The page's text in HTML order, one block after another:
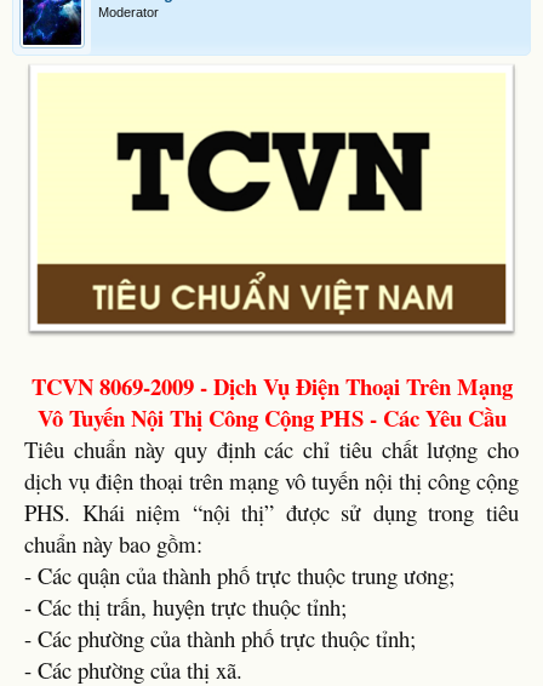
Moderator
TCVN 8069-2009 - Dịch Vụ Điện Thoại Trên Mạng
Vô Tuyến Nội Thị Công Cộng PHS - Các Yêu Cầu
Tiêu chuẩn này quy định các chỉ tiêu chất lượng cho
dịch vụ điện thoại trên mạng vô tuyến nội thị công cộng
PHS. Khái niệm “nội thị” được sử dụng trong tiêu
chuẩn này bao gồm:
- Các quận của thành phố trực thuộc trung ương;
- Các thị trấn, huyện trực thuộc tỉnh;
- Các phường của thành phố trực thuộc tỉnh;
- Các phường của thị xã.